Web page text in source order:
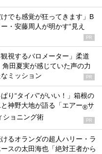
けでも感覚が狂ってきます」B
・安藤周人が明かす“見え
PR
観視するバロメーター」柔道
田夏実が感じていた声の力
ミッション
PR
り“タイパ”がいい！」箱根の
神野大地が語る「エアー®サ
ショニング術 PR
るオランダの超人ハリー・ラ
スの太田海也「絶対王者から